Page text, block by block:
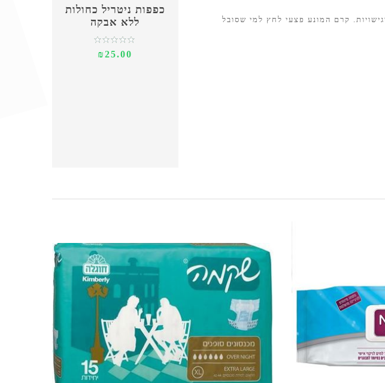
קרם המונע פצעי לחץ למי שסובל
כפפות ניטריל כחולות
ללא אבקה
₪25.00
צפייה מהירה